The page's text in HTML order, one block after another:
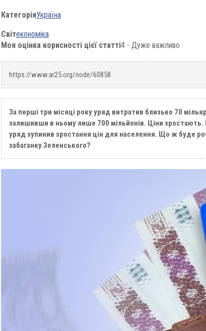
КатегоріяУкраїна
Світекономіка
Моя оцінка корисності цієї статті4 - Дуже важливо
https://www.ar25.org/node/60858
За перші три місяці року уряд витратив близько 70
залишивши в ньому лише 700 мільйонів. Ціни
уряд зупинив зростання цін для населення. Що ж буде
забаганку Зеленського?